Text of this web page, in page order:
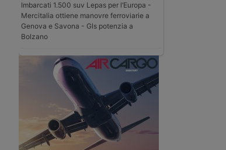
Imbarcati 1.500 suv Lepas per l’Europa -
Mercitalia ottiene manovre ferroviarie a
Genova e Savona - Gls potenzia a
Bolzano